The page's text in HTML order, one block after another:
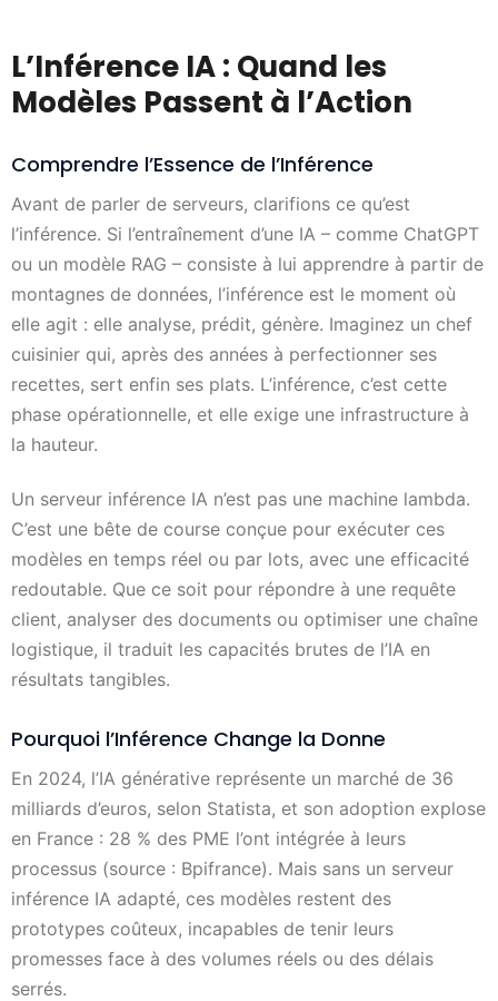
L’Inférence IA : Quand les
Modèles Passent à l’Action
Comprendre l’Essence de l’Inférence
Avant de parler de serveurs, clarifions ce qu’est
l’inférence. Si l’entraînement d’une IA – comme ChatGPT
ou un modèle RAG – consiste à lui apprendre à partir de
montagnes de données, l’inférence est le moment où
elle agit : elle analyse, prédit, génère. Imaginez un chef
cuisinier qui, après des années à perfectionner ses
recettes, sert enfin ses plats. L’inférence, c’est cette
phase opérationnelle, et elle exige une infrastructure à
la hauteur.
Un serveur inférence IA n’est pas une machine lambda.
C’est une bête de course conçue pour exécuter ces
modèles en temps réel ou par lots, avec une efficacité
redoutable. Que ce soit pour répondre à une requête
client, analyser des documents ou optimiser une chaîne
logistique, il traduit les capacités brutes de l’IA en
résultats tangibles.
Pourquoi l’Inférence Change la Donne
En 2024, l’IA générative représente un marché de 36
milliards d’euros, selon Statista, et son adoption explose
en France : 28 % des PME l’ont intégrée à leurs
processus (source : Bpifrance). Mais sans un serveur
inférence IA adapté, ces modèles restent des
prototypes coûteux, incapables de tenir leurs
promesses face à des volumes réels ou des délais
serrés.